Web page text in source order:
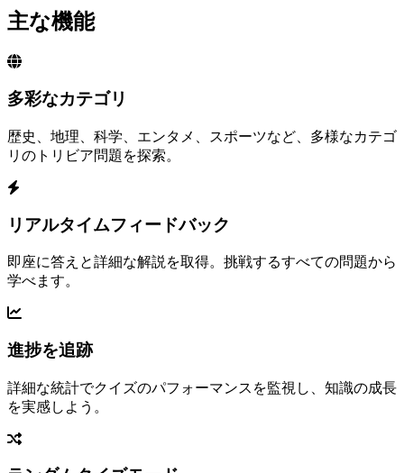
主な機能
多彩なカテゴリ
歴史、地理、科学、エンタメ、スポーツなど、多様なカテゴ
リのトリビア問題を探索。
リアルタイムフィードバック
即座に答えと詳細な解説を取得。挑戦するすべての問題から
学べます。
進捗を追跡
詳細な統計でクイズのパフォーマンスを監視し、知識の成長
を実感しよう。